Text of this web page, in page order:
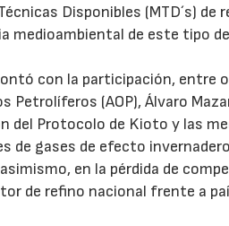
Disponibles (MTD´s)
medioambiental de este tipo
con la participación, entre
Petrolíferos (AOP), Álvaro
del Protocolo de Kioto y las
de gases de efecto
en la pérdida de
de refino nacional frente a